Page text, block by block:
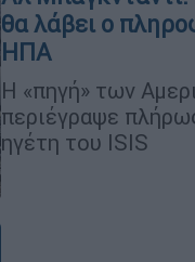
θα λάβει ο
ΗΠΑ
Η «πηγή» των
περιέγραψε
ηγέτη του ISIS